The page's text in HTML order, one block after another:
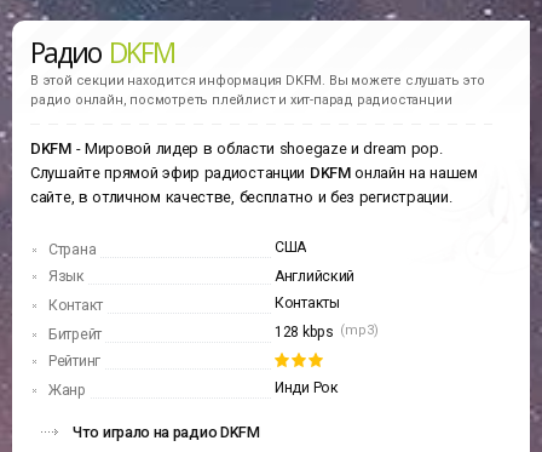
Радио DKFM
В этой секции находится информация DKFM. Вы можете слушать это
радио онлайн, посмотреть плейлист и хит-парад радиостанции
DKFM- Мировой лидер в области shoegaze и dream pop.
Слушайте прямой эфир радиостанции DKFMонлайн на нашем
сайте, в отличном качестве, бесплатно и без регистрации.
Страна
США
Язык
Английский
Контакт
Контакты
Битрейт
128 kbps (mp3)
Рейтинг
Жанр
Инди Рок
Что играло на радио DKFM